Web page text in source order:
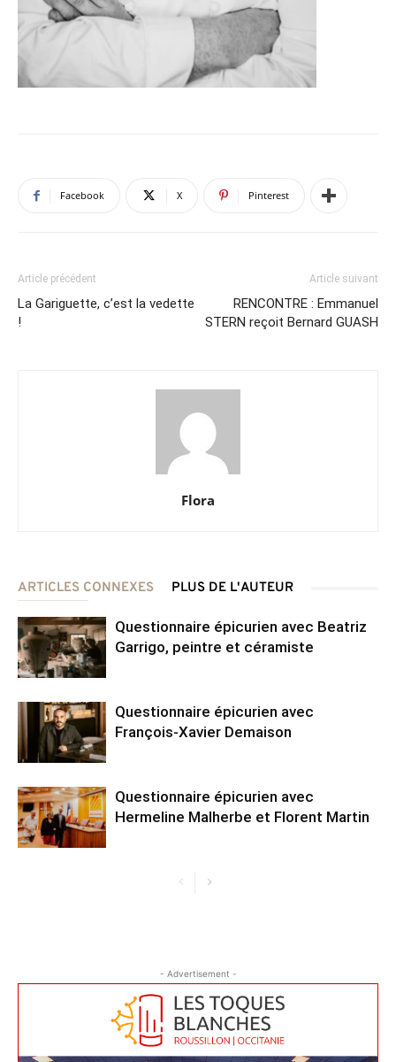
Facebook X Pinterest
Article précédent
La Gariguette, c’est la vedette
!
Article suivant
RENCONTRE : Emmanuel
STERN reçoit Bernard GUASH
Flora
ARTICLES CONNEXES PLUS DE L'AUTEUR
Questionnaire épicurien avec Beatriz
Garrigo, peintre et céramiste
Questionnaire épicurien avec
François-Xavier Demaison
Questionnaire épicurien avec
Hermeline Malherbe et Florent Martin
- Advertisement -